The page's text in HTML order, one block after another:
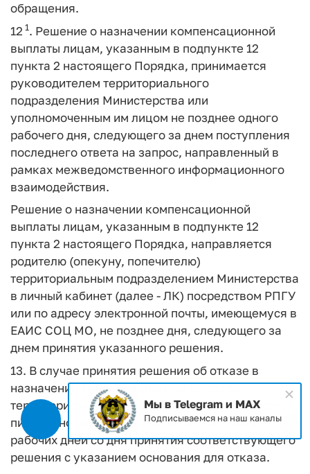
обращения.
12 1. Решение о назначении компенсационной
выплаты лицам, указанным в подпункте 12
пункта 2 настоящего Порядка, принимается
руководителем территориального
подразделения Министерства или
уполномоченным им лицом не позднее одного
рабочего дня, следующего за днем поступления
последнего ответа на запрос, направленный в
рамках межведомственного информационного
взаимодействия.
Решение о назначении компенсационной
выплаты лицам, указанным в подпункте 12
пункта 2 настоящего Порядка, направляется
родителю (опекуну, попечителю)
территориальным подразделением Министерства
в личный кабинет (далее - ЛК) посредством РПГУ
или по адресу электронной почты, имеющемуся в
ЕАИС СОЦ МО, не позднее дня, следующего за
днем принятия указанного решения.
13. В случае принятия решения об отказе в
назначении компенсационной выплаты
территориальное подразделение Министерства
письменно уведомляет заявителя в течение 2
рабочих дней со дня принятия соответствующего
решения с указанием основания для отказа.
Мы в Telegram и MAX
Подписываемся на наш каналы